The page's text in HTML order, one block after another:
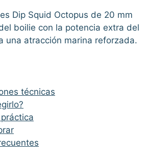
Dip Squid Octopus de 20 mm
boilie con la potencia extra del
una atracción marina reforzada.
técnicas